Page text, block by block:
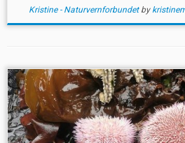
Kristine - Naturvernforbundet by